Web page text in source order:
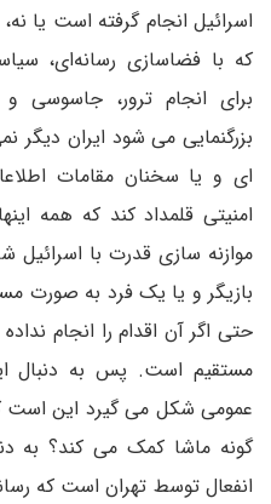
اسرائیل انجام گرفته است یا
که با فضاسازی رسانه‌ای،
برای انجام ترور، جاسوسی
بزرگنمایی می شود ایران دیگر
ای و یا سخنان مقامات
امنیتی قلمداد کند که همه
موازنه سازی قدرت با
بازیگر و یا یک فرد به صورت
حتی اگر آن اقدام را انجام
مستقیم است. پس به دنبال
عمومی شکل می گیرد این است که
گونه ماشا کمک می کند؟ به
انفعال توسط تهران است که